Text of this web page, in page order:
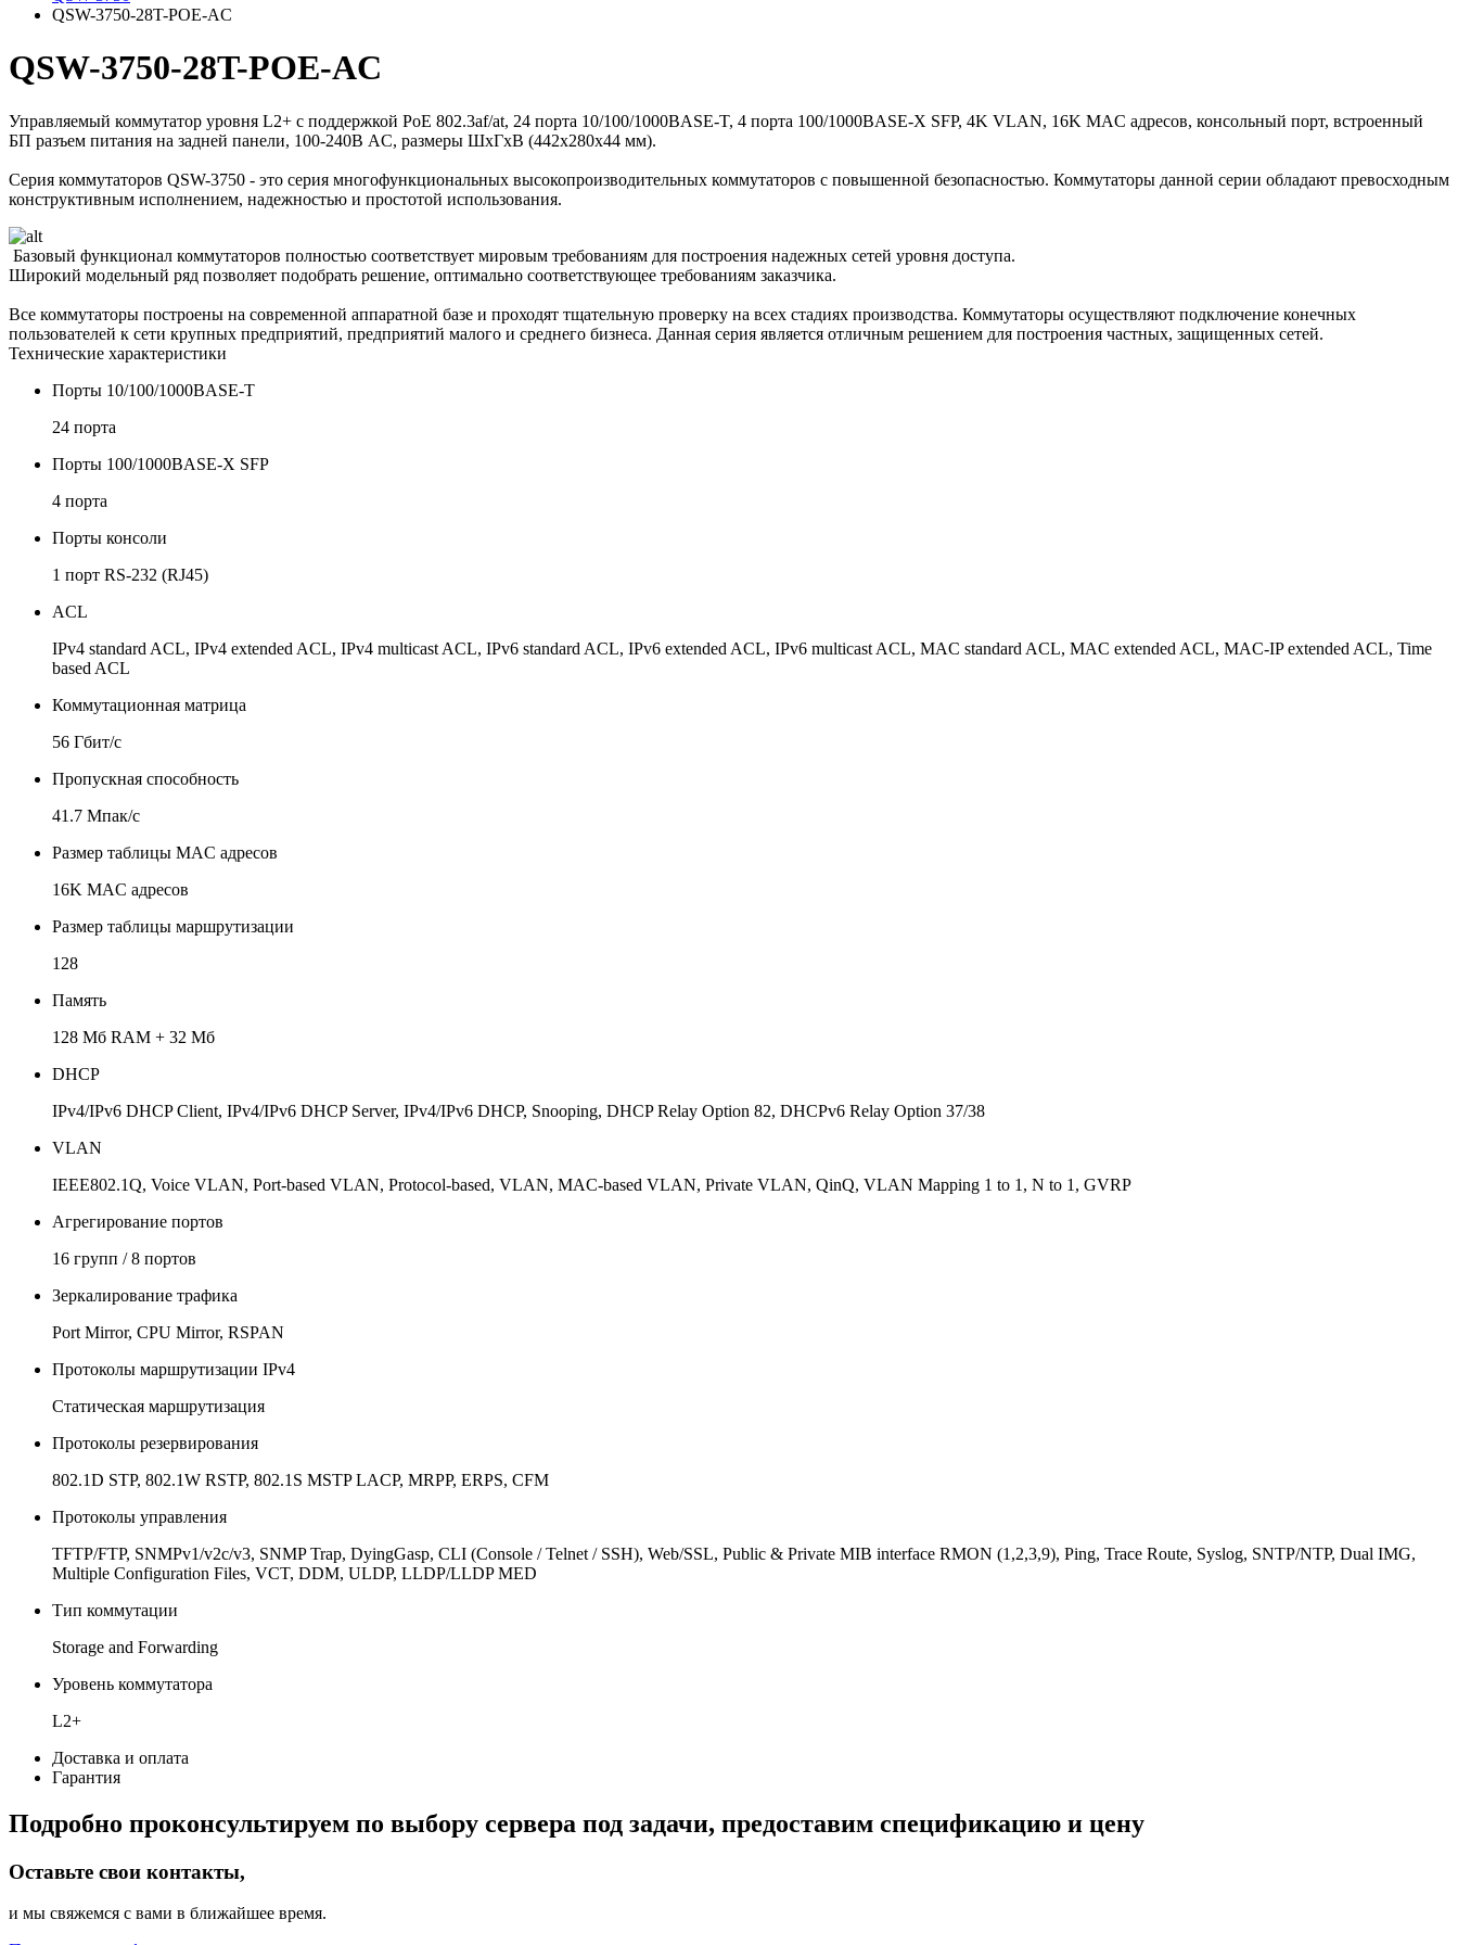
QSW-3750-28T-POE-AC
QSW-3750-28T-POE-AC
Управляемый коммутатор уровня L2+ с поддержкой PoE 802.3af/at, 24 порта 10/100/1000BASE-T, 4 порта 100/1000BASE-X SFP, 4K VLAN, 16K MAC адресов, консольный порт, встроенный
БП разъем питания на задней панели, 100-240В AC, размеры ШхГхВ (442x280x44 мм).
Серия коммутаторов QSW-3750 - это серия многофункциональных высокопроизводительных коммутаторов с повышенной безопасностью. Коммутаторы данной серии обладают превосходным
конструктивным исполнением, надежностью и простотой использования.
Базовый функционал коммутаторов полностью соответствует мировым требованиям для построения надежных сетей уровня доступа.
Широкий модельный ряд позволяет подобрать решение, оптимально соответствующее требованиям заказчика.
Все коммутаторы построены на современной аппаратной базе и проходят тщательную проверку на всех стадиях производства. Коммутаторы осуществляют подключение конечных
пользователей к сети крупных предприятий, предприятий малого и среднего бизнеса. Данная серия является отличным решением для построения частных, защищенных сетей.
Технические характеристики
Порты 10/100/1000BASE-T
24 порта
Порты 100/1000BASE-X SFP
4 порта
Порты консоли
1 порт RS-232 (RJ45)
ACL
IPv4 standard ACL, IPv4 extended ACL, IPv4 multicast ACL, IPv6 standard ACL, IPv6 extended ACL, IPv6 multicast ACL, MAC standard ACL, MAC extended ACL, MAC-IP extended ACL, Time
based ACL
Коммутационная матрица
56 Гбит/с
Пропускная способность
41.7 Мпак/с
Размер таблицы MAC адресов
16K MAC адресов
Размер таблицы маршрутизации
128
Память
128 Мб RAM + 32 Мб
DHCP
IPv4/IPv6 DHCP Client, IPv4/IPv6 DHCP Server, IPv4/IPv6 DHCP, Snooping, DHCP Relay Option 82, DHCPv6 Relay Option 37/38
VLAN
IEEE802.1Q, Voice VLAN, Port-based VLAN, Protocol-based, VLAN, MAC-based VLAN, Private VLAN, QinQ, VLAN Mapping 1 to 1, N to 1, GVRP
Агрегирование портов
16 групп / 8 портов
Зеркалирование трафика
Port Mirror, CPU Mirror, RSPAN
Протоколы маршрутизации IPv4
Статическая маршрутизация
Протоколы резервирования
802.1D STP, 802.1W RSTP, 802.1S MSTP LACP, MRPP, ERPS, CFM
Протоколы управления
TFTP/FTP, SNMPv1/v2c/v3, SNMP Trap, DyingGasp, CLI (Console / Telnet / SSH), Web/SSL, Public & Private MIB interface RMON (1,2,3,9), Ping, Trace Route, Syslog, SNTP/NTP, Dual IMG,
Multiple Configuration Files, VCT, DDM, ULDP, LLDP/LLDP MED
Тип коммутации
Storage and Forwarding
Уровень коммутатора
L2+
Доставка и оплата
Гарантия
Подробно проконсультируем по выбору сервера под задачи, предоставим спецификацию и цену
Оставьте свои контакты,
и мы свяжемся с вами в ближайшее время.